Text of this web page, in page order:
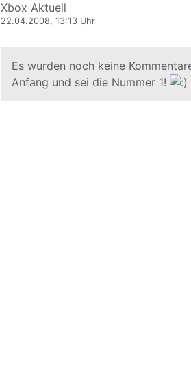
Xbox Aktuell
22.04.2008, 13:13 Uhr
Es wurden noch keine
Anfang und sei die Nummer 1!